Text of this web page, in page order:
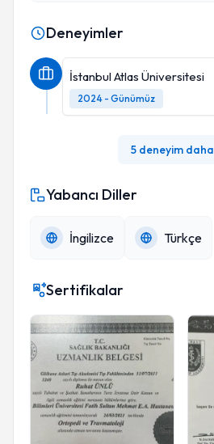
Deneyimler
İstanbul Atlas Üniversitesi
2024 - Günümüz
5 deneyim daha
Yabancı Diller
İngilizce Türkçe
Sertifikalar